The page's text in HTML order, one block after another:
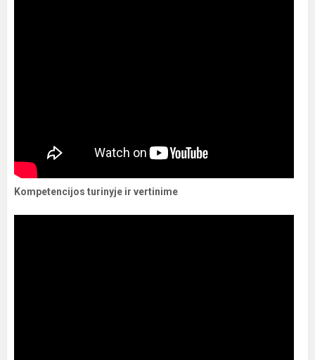
Kompetencijos turinyje ir vertinime